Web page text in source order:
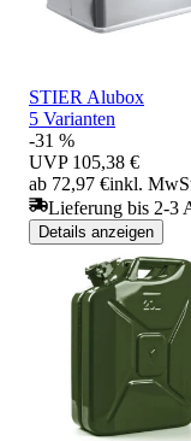
STIER Alubox
5 Varianten
-31 %
UVP 105,38 €
ab 72,97 €inkl.
Lieferung bis 2-3
Details anzeigen